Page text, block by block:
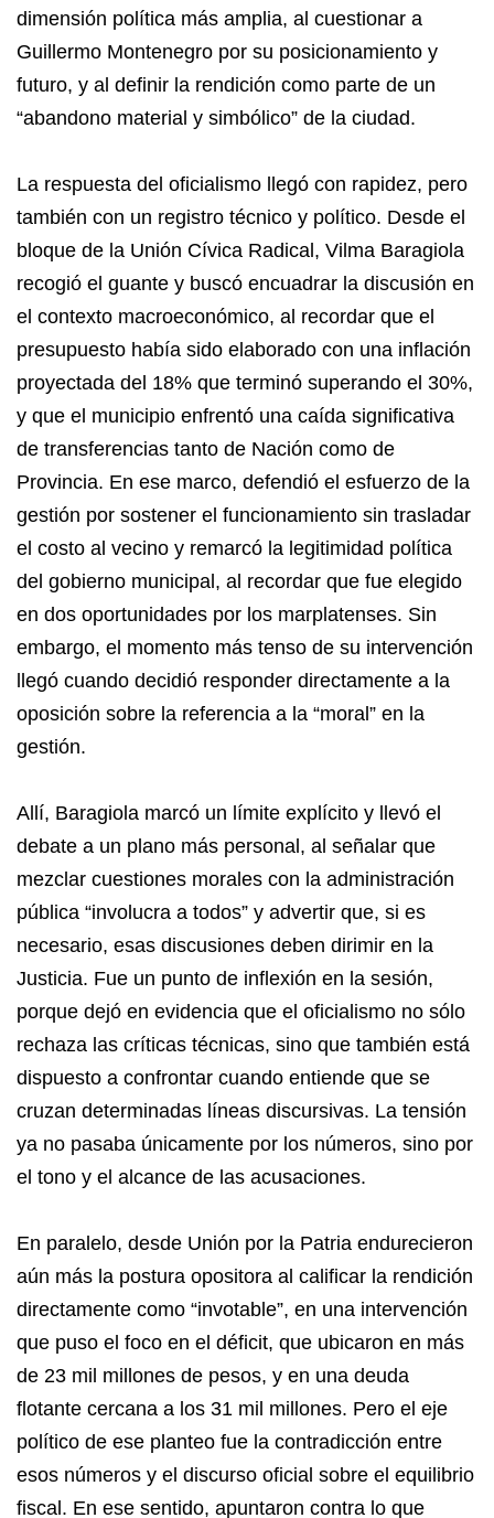
dimensión política más amplia, al cuestionar a
Guillermo Montenegro por su posicionamiento y
futuro, y al definir la rendición como parte de un
“abandono material y simbólico” de la ciudad.
La respuesta del oficialismo llegó con rapidez, pero
también con un registro técnico y político. Desde el
bloque de la Unión Cívica Radical, Vilma Baragiola
recogió el guante y buscó encuadrar la discusión en
el contexto macroeconómico, al recordar que el
presupuesto había sido elaborado con una inflación
proyectada del 18% que terminó superando el 30%,
y que el municipio enfrentó una caída significativa
de transferencias tanto de Nación como de
Provincia. En ese marco, defendió el esfuerzo de la
gestión por sostener el funcionamiento sin trasladar
el costo al vecino y remarcó la legitimidad política
del gobierno municipal, al recordar que fue elegido
en dos oportunidades por los marplatenses. Sin
embargo, el momento más tenso de su intervención
llegó cuando decidió responder directamente a la
oposición sobre la referencia a la “moral” en la
gestión.
Allí, Baragiola marcó un límite explícito y llevó el
debate a un plano más personal, al señalar que
mezclar cuestiones morales con la administración
pública “involucra a todos” y advertir que, si es
necesario, esas discusiones deben dirimir en la
Justicia. Fue un punto de inflexión en la sesión,
porque dejó en evidencia que el oficialismo no sólo
rechaza las críticas técnicas, sino que también está
dispuesto a confrontar cuando entiende que se
cruzan determinadas líneas discursivas. La tensión
ya no pasaba únicamente por los números, sino por
el tono y el alcance de las acusaciones.
En paralelo, desde Unión por la Patria endurecieron
aún más la postura opositora al calificar la rendición
directamente como “invotable”, en una intervención
que puso el foco en el déficit, que ubicaron en más
de 23 mil millones de pesos, y en una deuda
flotante cercana a los 31 mil millones. Pero el eje
político de ese planteo fue la contradicción entre
esos números y el discurso oficial sobre el equilibrio
fiscal. En ese sentido, apuntaron contra lo que